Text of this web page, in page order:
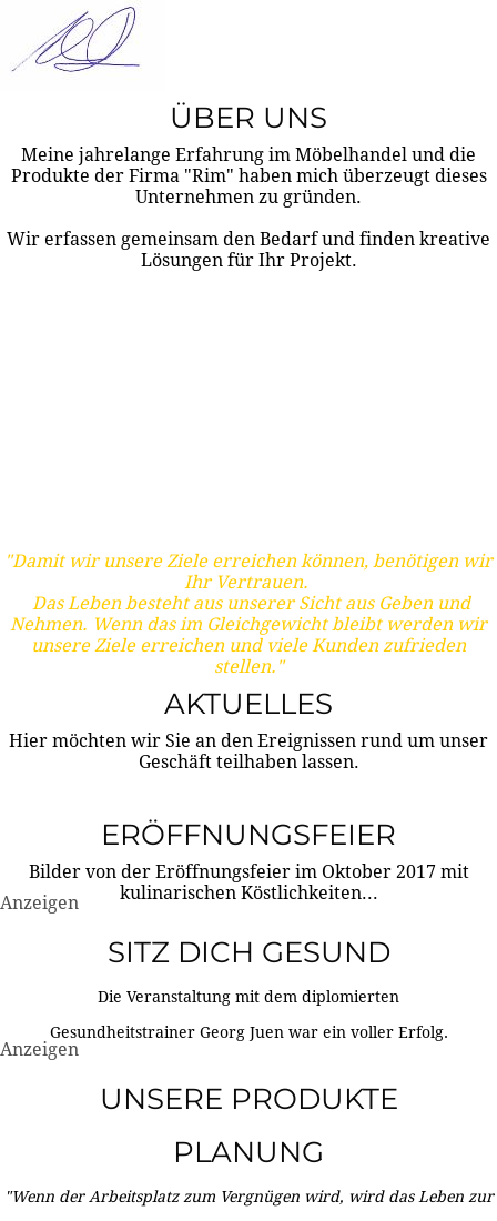
ÜBER UNS
Meine jahrelange Erfahrung im Möbelhandel und die
Produkte der Firma "Rim" haben mich überzeugt dieses
Unternehmen zu gründen.
Wir erfassen gemeinsam den Bedarf und finden kreative
Lösungen für Ihr Projekt.
"Damit wir unsere Ziele erreichen können, benötigen wir
Ihr Vertrauen.
Das Leben besteht aus unserer Sicht aus Geben und
Nehmen. Wenn das im Gleichgewicht bleibt werden wir
unsere Ziele erreichen und viele Kunden zufrieden
stellen."
AKTUELLES
Hier möchten wir Sie an den Ereignissen rund um unser
Geschäft teilhaben lassen.
ERÖFFNUNGSFEIER
Bilder von der Eröffnungsfeier im Oktober 2017 mit
kulinarischen Köstlichkeiten...
Anzeigen
SITZ DICH GESUND
Die Veranstaltung mit dem diplomierten
Gesundheitstrainer Georg Juen war ein voller Erfolg.
Anzeigen
UNSERE PRODUKTE
PLANUNG
"Wenn der Arbeitsplatz zum Vergnügen wird, wird das Leben zur